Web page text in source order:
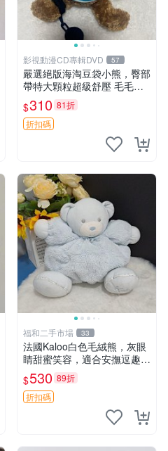
影視動漫CD專輯DVD 57
嚴選絕版海淘豆袋小熊，臀部
帶特大顆粒超級舒壓 毛毛摸
起來格外順滑適合收藏 100%
棉質 豆袋枕 豆袋、抱枕、小
熊
$310 81折
折扣碼
福和二手市場 33
法國Kaloo白色毛絨熊，灰眼
睛甜蜜笑容，適合安撫逗趣可
愛，柔軟面料手感佳。14 白
色安撫熊 毛絨玩具 寶寶逗樂
具
$530 89折
折扣碼